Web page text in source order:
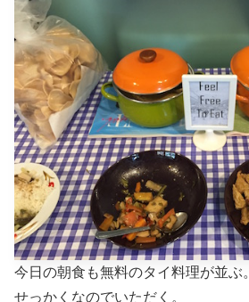
今日の朝食も無料のタイ料理が並ぶ。
せっかくなのでいただく。